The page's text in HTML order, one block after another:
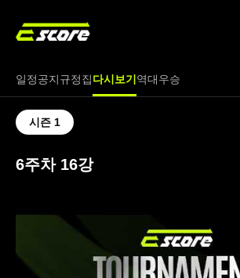
문의
일정공지규정집다시보기 역대우승
시즌 1
6주차 16강